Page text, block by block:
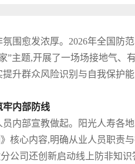
围愈发浓厚。2026年全国防
”主题,开展了一场场接地气
升群众风险识别与自我保护
牢内部防线
内部宣教做起。阳光人寿各
核心内容,明确从业人员职责
公司还创新启动线上防非知